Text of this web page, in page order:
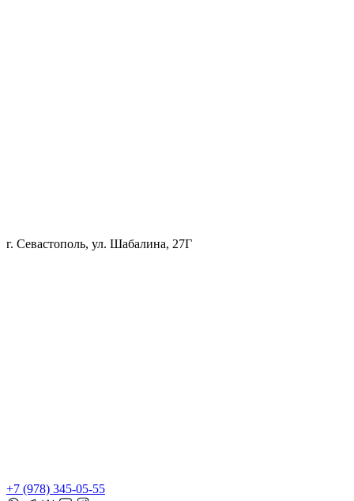
г. Севастополь, ул. Шабалина, 27Г
+7 (978) 345-05-55